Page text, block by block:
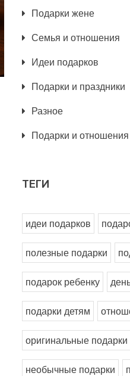
Подарки жене
Семья и отношения
Идеи подарков
Подарки и праздники
Разное
Подарки и отношения
ТЕГИ
идеи подарков
полезные подарки
подарок ребенку
подарки детям
оригинальные подарки
необычные подарки